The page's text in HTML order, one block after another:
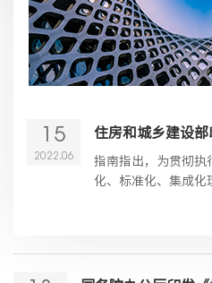
15
2022.06
指南指出，为贯彻执
化、标准化、集成化
作、施工、运营维
业、设计单位、施